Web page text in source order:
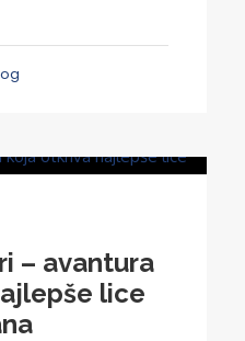
– avantura
lice